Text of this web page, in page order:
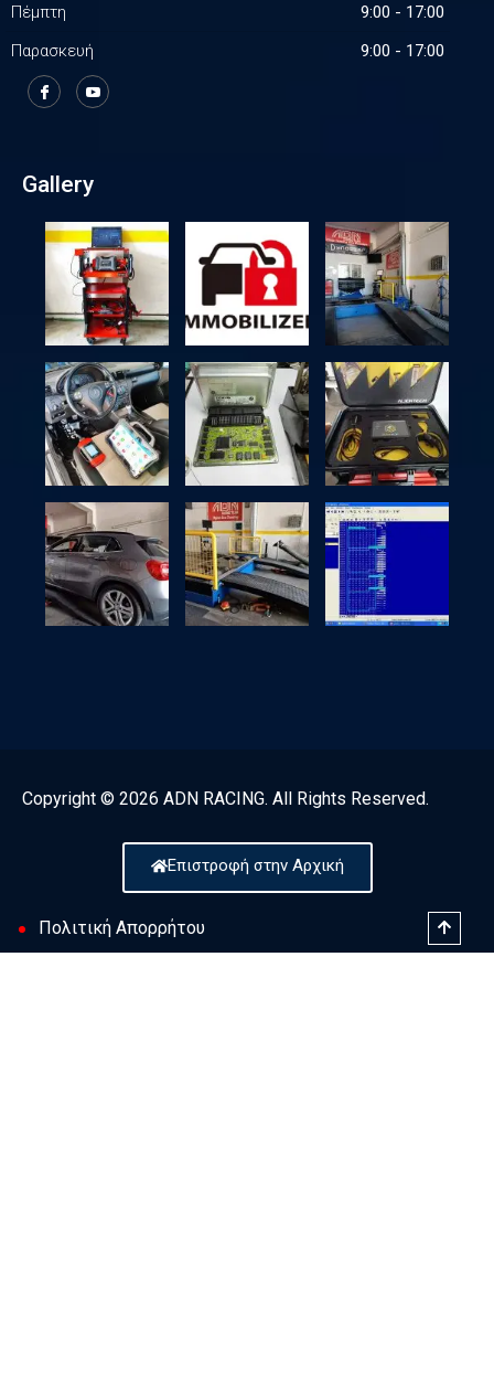
Πέμπτη
9:00 - 17:00
Παρασκευή
9:00 - 17:00
Gallery
Copyright © 2026 ADN RACING. All Rights Reserved.
Επιστροφή στην Αρχική
Πολιτική Απορρήτου